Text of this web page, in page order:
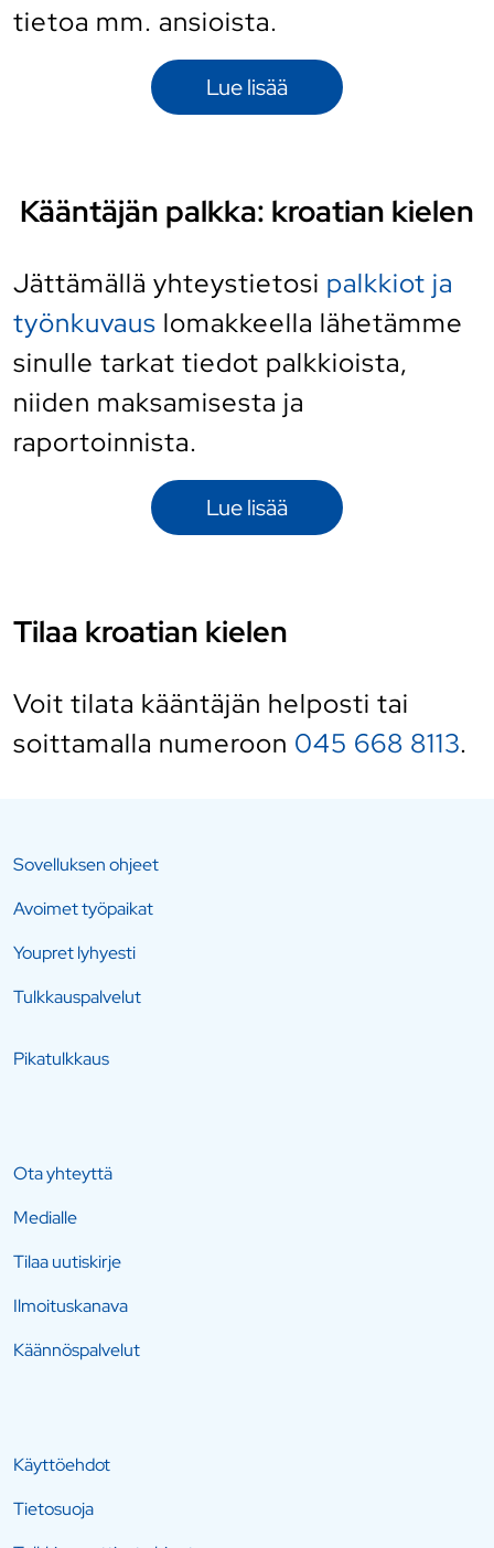
tietoa mm. ansioista.
Lue lisää
Kääntäjän palkka: kroatian kielen
Jättämällä yhteystietosi palkkiot ja
työnkuvaus lomakkeella lähetämme
sinulle tarkat tiedot palkkioista,
niiden maksamisesta ja
raportoinnista.
Lue lisää
Tilaa kroatian kielen
Voit tilata kääntäjän helposti tai
soittamalla numeroon 045 668 8113.
Sovelluksen ohjeet
Avoimet työpaikat
Youpret lyhyesti
Tulkkauspalvelut
Pikatulkkaus
Ota yhteyttä
Medialle
Tilaa uutiskirje
Ilmoituskanava
Käännöspalvelut
Käyttöehdot
Tietosuoja